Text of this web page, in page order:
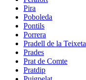
Pira
Poboleda
Pontils
Porrera
Pradell de la Teixeta
Prades
Prat de Comte
Pratdip